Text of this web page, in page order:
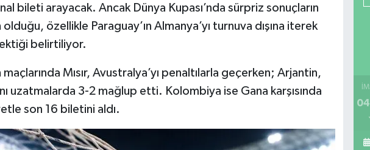
bileti arayacak. Ancak Dünya Kupası’nda sürpriz sonuçların
özellikle Paraguay’ın Almanya’yı turnuva dışına iterek
belirtiliyor.
Mısır, Avustralya’yı penaltılarla geçerken; Arjantin,
uzatmalarda 3-2 mağlup etti. Kolombiya ise Gana karşısında
son 16 biletini aldı.